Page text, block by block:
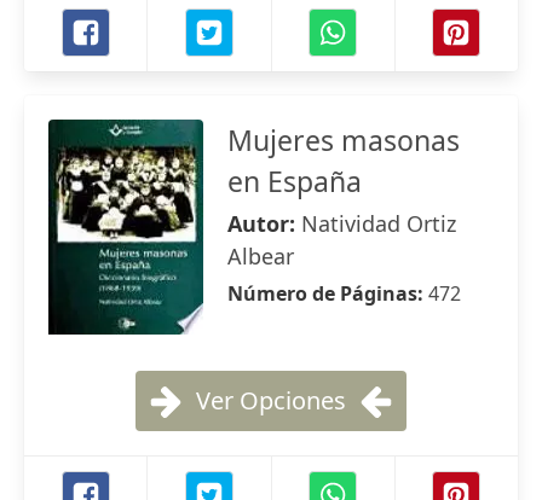
Mujeres masonas
en España
Autor: Natividad Ortiz
Albear
Número de Páginas: 472
Ver Opciones